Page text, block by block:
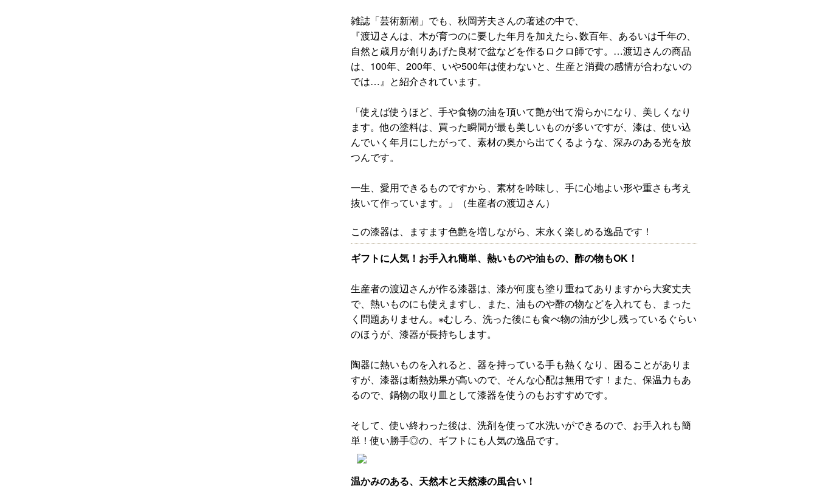
雑誌「芸術新潮」でも、秋岡芳夫さんの著述の中で、
『渡辺さんは、木が育つのに要した年月を加えたら､数百年、あるいは千年の、
自然と歳月が創りあげた良材で盆などを作るロクロ師です。…渡辺さんの商品
は、100年、200年、いや500年は使わないと、生産と消費の感情が合わないの
では…』と紹介されています。
「使えば使うほど、手や食物の油を頂いて艶が出て滑らかになり、美しくなり
ます。他の塗料は、買った瞬間が最も美しいものが多いですが、漆は、使い込
んでいく年月にしたがって、素材の奥から出てくるような、深みのある光を放
つんです。
一生、愛用できるものですから、素材を吟味し、手に心地よい形や重さも考え
抜いて作っています。
」（生産者の渡辺さん）
この漆器は、ますます色艶を増しながら、末永く楽しめる逸品です！
ギフトに人気！お手入れ簡単、熱いものや油もの、酢の物もOK！
生産者の渡辺さんが作る漆器は、漆が何度も塗り重ねてありますから大変丈夫
で、熱いものにも使えますし、また、油ものや酢の物などを入れても、まった
く問題ありません。※むしろ、洗った後にも食べ物の油が少し残っているぐらい
のほうが、漆器が長持ちします。
陶器に熱いものを入れると、器を持っている手も熱くなり、困ることがありま
すが、漆器は断熱効果が高いので、そんな心配は無用です！また、保温力もあ
るので、鍋物の取り皿として漆器を使うのもおすすめです。
そして、使い終わった後は、洗剤を使って水洗いができるので、お手入れも簡
単！使い勝手◎の、ギフトにも人気の逸品です。
温かみのある、天然木と天然漆の風合い！